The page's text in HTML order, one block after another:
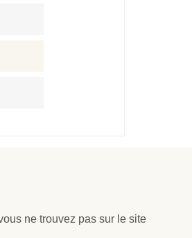
ne trouvez pas sur le site